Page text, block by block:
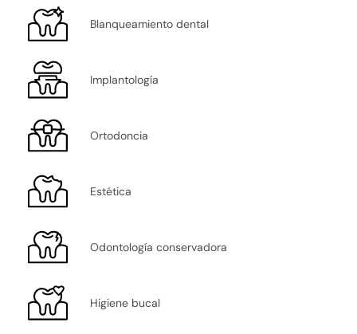
Blanqueamiento dental
Implantología
Ortodoncia
Estética
Odontología conservadora
Higiene bucal